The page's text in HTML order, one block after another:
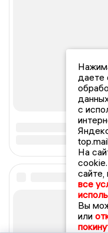
даете
с
На
сайте,
все
Вы
или